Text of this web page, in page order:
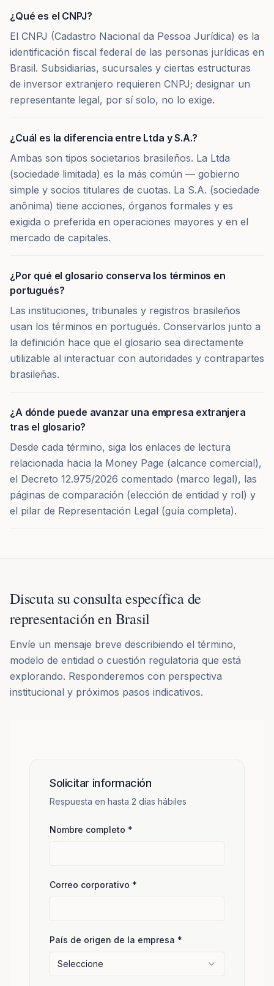
¿Qué es el CNPJ?
El CNPJ (Cadastro Nacional da Pessoa Jurídica) es la
identificación fiscal federal de las personas jurídicas en
Brasil. Subsidiarias, sucursales y ciertas estructuras
de inversor extranjero requieren CNPJ; designar un
representante legal, por sí solo, no lo exige.
¿Cuál es la diferencia entre Ltda y S.A.?
Ambas son tipos societarios brasileños. La Ltda
(sociedade limitada) es la más común — gobierno
simple y socios titulares de cuotas. La S.A. (sociedade
anônima) tiene acciones, órganos formales y es
exigida o preferida en operaciones mayores y en el
mercado de capitales.
¿Por qué el glosario conserva los términos en
portugués?
Las instituciones, tribunales y registros brasileños
usan los términos en portugués. Conservarlos junto a
la definición hace que el glosario sea directamente
utilizable al interactuar con autoridades y contrapartes
brasileñas.
¿A dónde puede avanzar una empresa extranjera
tras el glosario?
Desde cada término, siga los enlaces de lectura
relacionada hacia la Money Page (alcance comercial),
el Decreto 12.975/2026 comentado (marco legal), las
páginas de comparación (elección de entidad y rol) y
el pilar de Representación Legal (guía completa).
Discuta su consulta específica de
representación en Brasil
Envíe un mensaje breve describiendo el término,
modelo de entidad o cuestión regulatoria que está
explorando. Responderemos con perspectiva
institucional y próximos pasos indicativos.
Solicitar información
Respuesta en hasta 2 días hábiles
Nombre completo *
Correo corporativo *
País de origen de la empresa *
Seleccione